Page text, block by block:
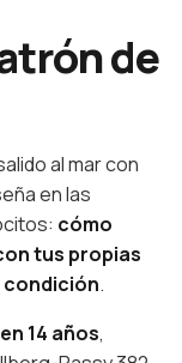
de
al mar con
en las
cómo
tus propias
condición.
14 años,